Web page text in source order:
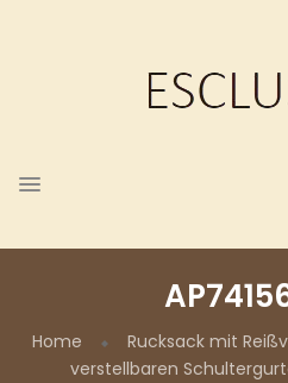
Home
Rucksack mit
verstellbaren